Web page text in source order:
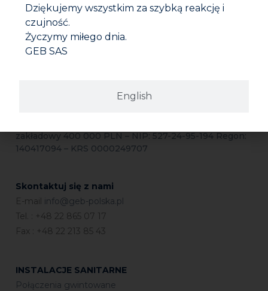
zakładowy 400 000 PLN – NIP: 527-24-95-194 Regon:
140417094 – KRS 0000249707
INSTALACJE SANITARNE
Połączenia gwintowane
Skontaktuj się z nami
E-mail info@geb-polska.pl
Tel. : +48 22 865 07 17
Fax : +48 22 213 85 43
English
Dziękujemy wszystkim za szybką reakcję i
czujność.
Życzymy miłego dnia.
GEB SAS